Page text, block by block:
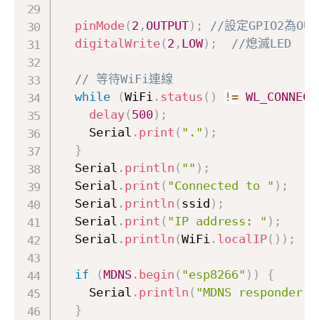
pinMode( 2 , OUTPUT) ;
//設定GPIO2為
digitalWrite( 2 , LOW) ; //熄滅LED
// 等待WiFi連線
while
(WiFi . status ( ) !=
delay( 500) ;
    Serial
. print ( "." ) ;
}
  Serial
. println ( "" ) ;
  Serial
. print ( "Connected to " ) ;
  Serial
. println ( ssid ) ;
  Serial
. print ( "IP address: " ) ;
  Serial
. println (WiFi . localIP( ) ) ;
if (MDNS . begin ( "esp8266" ) )
{
    Serial
. println ( "MDNS responder
}